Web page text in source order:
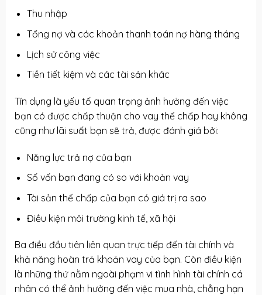
Thu nhập
Tổng nợ và các khoản thanh toán nợ hàng tháng
Lịch sử công việc
Tiền tiết kiệm và các tài sản khác
Tín dụng là yếu tố quan trọng ảnh hưởng đến việc
bạn có được chấp thuận cho vay thế chấp hay không
cũng như lãi suất bạn sẽ trả, được đánh giá bởi:
Năng lực trả nợ của bạn
Số vốn bạn đang có so với khoản vay
Tài sản thế chấp của bạn có giá trị ra sao
Điều kiện môi trường kinh tế, xã hội
Ba điều đầu tiên liên quan trực tiếp đến tài chính và
khả năng hoàn trả khoản vay của bạn. Còn điều kiện
là những thứ nằm ngoài phạm vi tình hình tài chính cá
nhân có thể ảnh hưởng đến việc mua nhà, chẳng hạn